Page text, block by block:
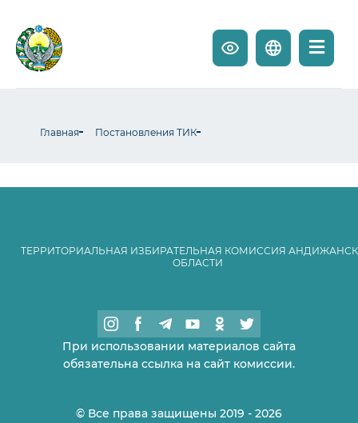
Главная Постановления ТИК
ТЕРРИТОРИАЛЬНАЯ ИЗБИРАТЕЛЬНАЯ КОМИССИЯ
ОБЛАСТИ
При использовании материалов сайта
обязательна ссылка на сайт комиссии.
© Все права защищены 2019 - 2026